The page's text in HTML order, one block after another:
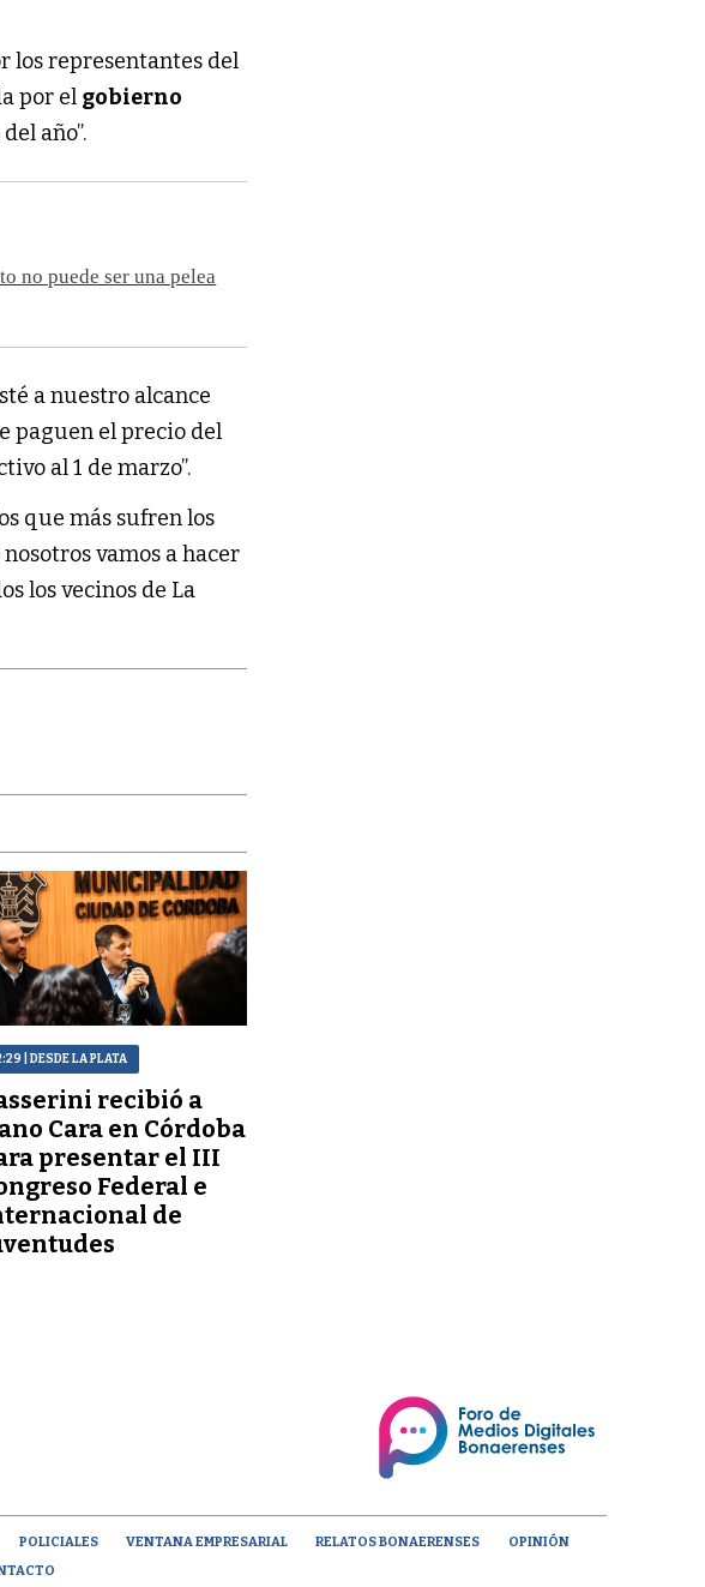
los representantes del
por el gobierno
del año”.
no puede ser una pelea
a nuestro alcance
paguen el precio del
al 1 de marzo”.
que más sufren los
nosotros vamos a hacer
los vecinos de La
| DESDE LA PLATA
recibió a
Cara en Córdoba
presentar el III
Federal e
de
POLICIALES VENTANA EMPRESARIAL RELATOS BONAERENSES
OPINIÓN